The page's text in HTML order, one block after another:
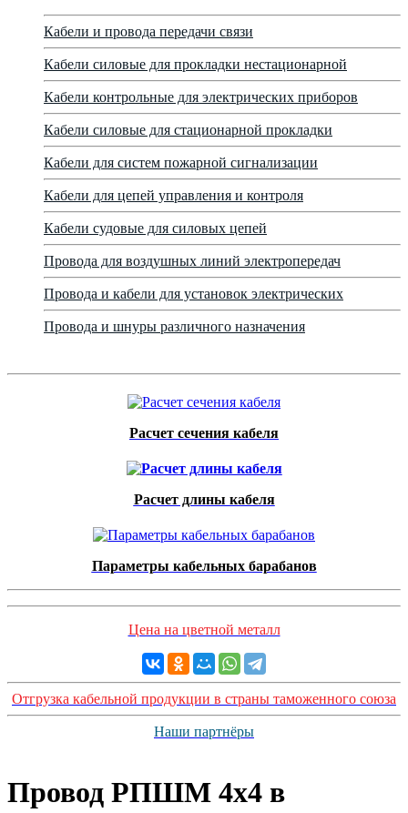
Кабели и провода передачи связи
Кабели силовые для прокладки нестационарной
Кабели контрольные для электрических приборов
Кабели силовые для стационарной прокладки
Кабели для систем пожарной сигнализации
Кабели для цепей управления и контроля
Кабели судовые для силовых цепей
Провода для воздушных линий электропередач
Провода и кабели для установок электрических
Провода и шнуры различного назначения
Расчет сечения кабеля
Расчет длины кабеля
Параметры кабельных барабанов
Цена на цветной металл
Отгрузка кабельной продукции в страны таможенного союза
Наши партнёры
Провод РПШМ 4x4 в